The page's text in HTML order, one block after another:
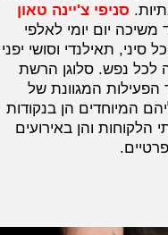
סניפי צ'יינה טאון
יום יומי לאלפי
תאילנדי וסושי יפני
לכל נפש. סלוגן הרשת
המגוונת של
המיוחדים הן בנקודות
הלקוחות והן באירועים